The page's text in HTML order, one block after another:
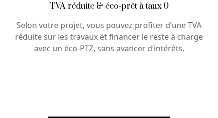
TVA réduite & éco-prêt à taux 0
Selon votre projet, vous pouvez profiter d’une TVA
réduite sur les travaux et financer le reste à charge
avec un éco-PTZ, sans avancer d’intérêts.